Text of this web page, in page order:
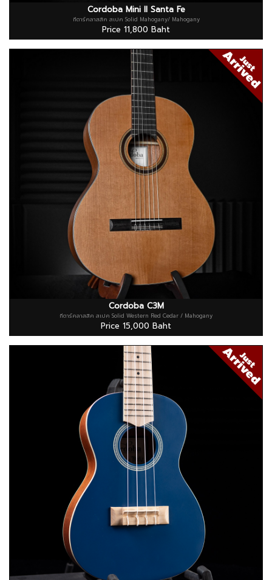
Cordoba Mini II Santa Fe
กีตาร์คลาสสิค สเปค Solid Mahogany/ Mahogany
Price 11,800 Baht
Cordoba C3M
กีตาร์คลาสสิค สเปค Solid Western Red Cedar / Mahogany
Price 15,000 Baht